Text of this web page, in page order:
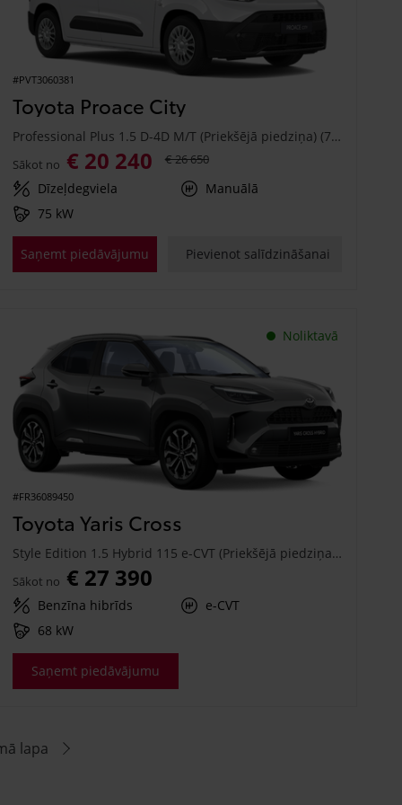
#PVT3060381
Toyota Proace City
Professional Plus 1.5 D-4D M/T (Priekšējā piedziņa) (75 kW)
Sākot no € 20 240 € 26 650
Dīzeļdegviela
Manuālā
75 kW
Saņemt piedāvājumu Pievienot salīdzināšanai
Noliktavā
#FR36089450
Toyota Yaris Cross
Style Edition 1.5 Hybrid 115 e-CVT (Priekšējā piedziņa) (68 kW)
Sākot no € 27 390
Benzīna hibrīds
e-CVT
68 kW
Saņemt piedāvājumu
lapa